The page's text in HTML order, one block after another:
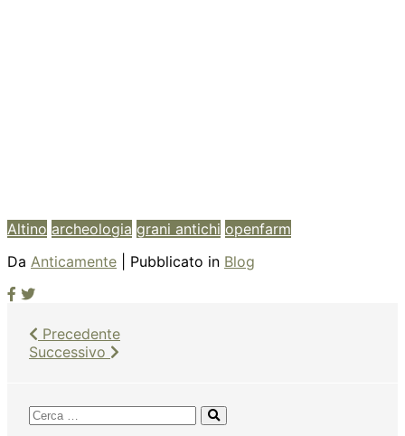
Altino archeologia grani antichi openfarm
Da Anticamente | Pubblicato in Blog
Precedente
Successivo